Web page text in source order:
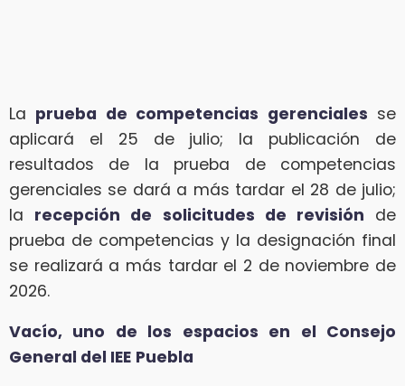
La prueba de competencias gerenciales se
aplicará el 25 de julio; la publicación de
resultados de la prueba de competencias
gerenciales se dará a más tardar el 28 de julio;
la recepción de solicitudes de revisión de
prueba de competencias y la designación final
se realizará a más tardar el 2 de noviembre de
2026.
Vacío, uno de los espacios en el Consejo
General del IEE Puebla